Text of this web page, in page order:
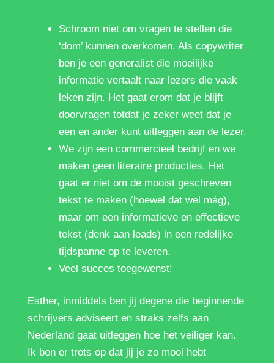
Schroom niet om vragen te stellen die
‘dom’ kunnen overkomen. Als copywriter
ben je een generalist die moeilijke
informatie vertaalt naar lezers die vaak
leken zijn. Het gaat erom dat je blijft
doorvragen totdat je zeker weet dat je
een en ander kunt uitleggen aan de lezer.
We zijn een commercieel bedrijf en we
maken geen literaire producties. Het
gaat er niet om de mooist geschreven
tekst te maken (hoewel dat wel mág),
maar om een informatieve en effectieve
tekst (denk aan leads) in een redelijke
tijdspanne op te leveren.
Veel succes toegewenst!
Esther, inmiddels ben jij degene die beginnende
schrijvers adviseert en straks zelfs aan
Nederland gaat uitleggen hoe het veiliger kan.
Ik ben er trots op dat jij je zo mooi hebt